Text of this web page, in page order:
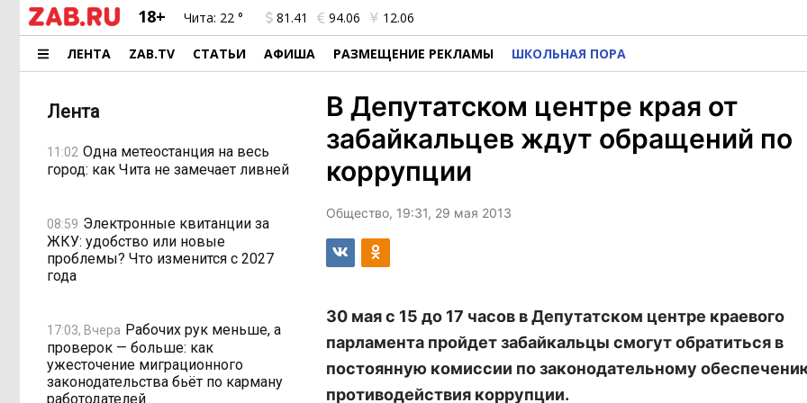
18+ Чита: 22 ° 81.41 94.06 12.06
ЛЕНТА ZAB.TV СТАТЬИ АФИША РАЗМЕЩЕНИЕ РЕКЛАМЫ ШКОЛЬНАЯ ПОРА
Лента
11:02 Одна метеостанция на весь
город: как Чита не замечает ливней
08:59 Электронные квитанции за
ЖКУ: удобство или новые
проблемы? Что изменится с 2027
года
17:03, Вчера Рабочих рук меньше, а
проверок — больше: как
ужесточение миграционного
законодательства бьёт по карману
работодателей
В Депутатском центре края от
забайкальцев ждут обращений по
коррупции
Общество, 19:31, 29 мая 2013
30 мая с 15 до 17 часов в Депутатском центре краевого
парламента пройдет забайкальцы смогут обратиться в
постоянную комиссии по законодательному
противодействия коррупции.